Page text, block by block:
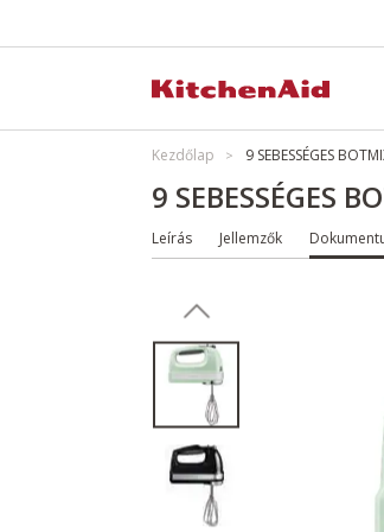
Kezdőlap 9 SEBESSÉGES
9 SEBESSÉGES
Leírás Jellemzők